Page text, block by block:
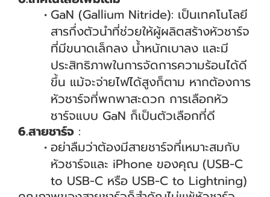
GaN (Gallium Nitride): เป็นเทคโนโลยี
สารกึ่งตัวนำที่ช่วยให้ผู้ผลิตสร้างหัวชาร์จ
ที่มีขนาดเล็กลง น้ำหนักเบาลง และมี
ประสิทธิภาพในการจัดการความร้อนได้ดี
ขึ้น แม้จะจ่ายไฟได้สูงก็ตาม หากต้องการ
หัวชาร์จที่พกพาสะดวก การเลือกหัว
ชาร์จแบบ GaN ก็เป็นตัวเลือกที่ดี
6.สายชาร์จ :
อย่าลืมว่าต้องมีสายชาร์จที่เหมาะสมกับ
หัวชาร์จและ iPhone ของคุณ (USB-C
to USB-C หรือ USB-C to Lightning)